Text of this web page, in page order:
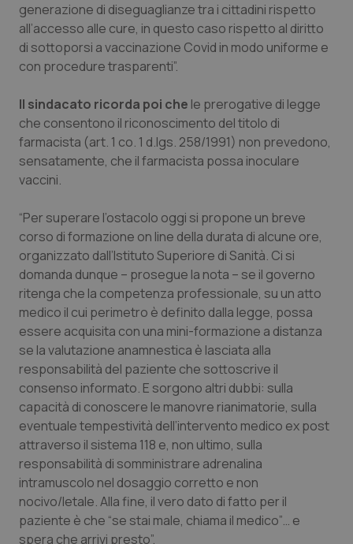
Sardegna
Sicilia
Toscana
Umbria
Veneto
Malattia di Crohn & Rettocolite Ulcerosa
Neuroscienze & patologie neurodegenerative
Obesità
Oftalmologia
Oncoematologia
Oncologia & Nutrizione
Psoriasi & pelle
Quotidiano Cardiologia
Quotidiano Chirurgia
Quotidiano Oncologia
Quotidiano Pediatria
Rene & patologie urogenitali
generazione di diseguaglianze tra i cittadini rispetto
all’accesso alle cure, in questo caso rispetto al diritto
di sottoporsi a vaccinazione Covid in modo uniforme e
con procedure trasparenti”.
Il sindacato ricorda poi che le prerogative di legge
che consentono il riconoscimento del titolo di
farmacista (art. 1 co. 1 d.lgs. 258/1991) non prevedono,
sensatamente, che il farmacista possa inoculare
vaccini.
“Per superare l’ostacolo oggi si propone un breve
corso di formazione on line della durata di alcune ore,
organizzato dall’Istituto Superiore di Sanità. Ci si
domanda dunque – prosegue la nota – se il governo
ritenga che la competenza professionale, su un atto
medico il cui perimetro è definito dalla legge, possa
essere acquisita con una mini-formazione a distanza
se la valutazione anamnestica è lasciata alla
responsabilità del paziente che sottoscrive il
consenso informato. E sorgono altri dubbi: sulla
capacità di conoscere le manovre rianimatorie, sulla
eventuale tempestività dell’intervento medico ex post
attraverso il sistema 118 e, non ultimo, sulla
responsabilità di somministrare adrenalina
intramuscolo nel dosaggio corretto e non
nocivo/letale. Alla fine, il vero dato di fatto per il
paziente è che “se stai male, chiama il medico”… e
spera che arrivi presto”.